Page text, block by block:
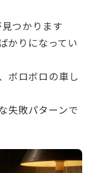
つかります
かりになってい
ボロボロの車し
失敗パターンで